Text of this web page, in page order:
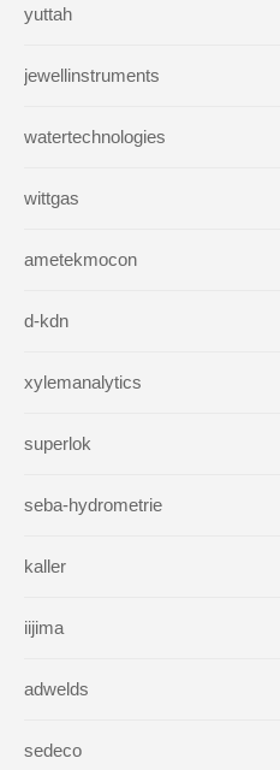
yuttah
jewellinstruments
watertechnologies
wittgas
ametekmocon
d-kdn
xylemanalytics
superlok
seba-hydrometrie
kaller
iijima
adwelds
sedeco